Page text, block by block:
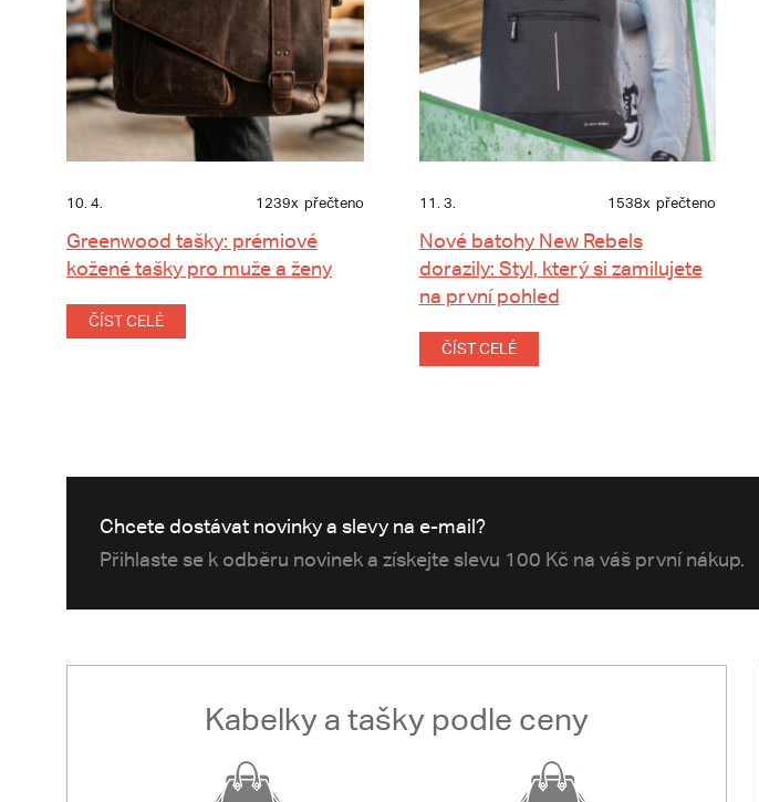
10. 4. 1239x přečteno
Greenwood tašky: prémiové
kožené tašky pro muže a ženy
ČÍST CELÉ
11. 3. 1538x přečteno
Nové batohy New Rebels
dorazily: Styl, který si zamilujete
na první pohled
ČÍST CELÉ
Chcete dostávat novinky a slevy na e-mail?
Přihlaste se k odběru novinek a získejte slevu 100 Kč na váš první nákup.
Kabelky a tašky podle ceny